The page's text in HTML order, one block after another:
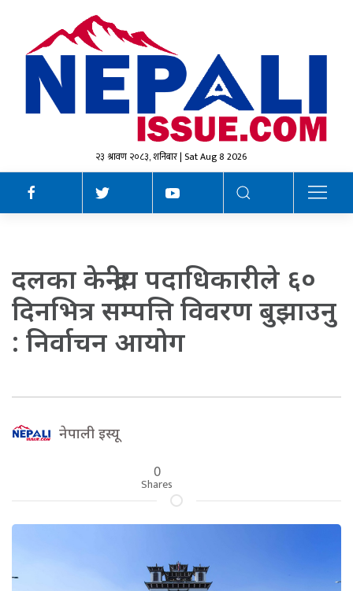
२३ श्रावण २०८३, शनिबार | Sat Aug 8 2026
दलका केन्द्रीय पदाधिकारीले ६०
दिनभित्र सम्पत्ति विवरण बुझाउनु
: निर्वाचन आयोग
नेपाली इस्यू
0
Shares